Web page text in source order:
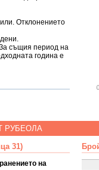
Отклонението
същия период на
година е
РУБЕОЛА
31)
на